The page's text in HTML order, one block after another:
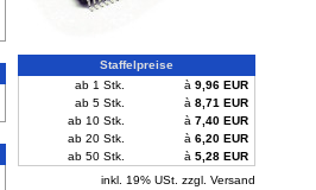
Staffelpreise
ab 1 Stk.
à 9,96 EUR
ab 5 Stk.
à 8,71 EUR
ab 10 Stk.
à 7,40 EUR
ab 20 Stk.
à 6,20 EUR
ab 50 Stk.
à 5,28 EUR
inkl. 19% USt. zzgl. Versand